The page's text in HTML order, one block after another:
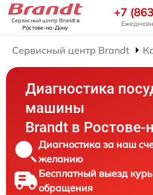
Сервисный центр Brandtв
Ростове-на-Дону
+7
Сервисный центр Brandt
Диагностика
машины
Brandt в Ростове-
Диагностика за наш
желанию
Бесплатный выезд
обращения